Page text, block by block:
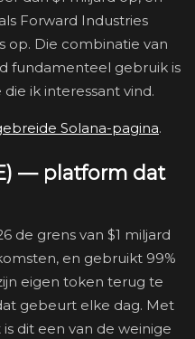
Forward Industries
op. Die combinatie van
fundamenteel gebruik is
ik interessant vind.
Solana-pagina.
— platform dat
de grens van $1 miljard
en gebruikt 99%
eigen token terug te
gebeurt elke dag. Met
dit een van de weinige